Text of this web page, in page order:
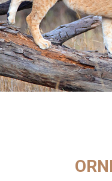
GALERIE
KONTAKTIERE UNS